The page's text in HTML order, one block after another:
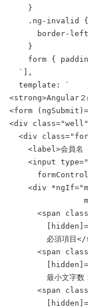
    }
    .ng-invalid {
border-
    }
form {
  `],
  template: `
<strong>Angular２
<form
<div
<div
<label>会員名
<input
<div
<span
必須項目
<span
最小文字
<span